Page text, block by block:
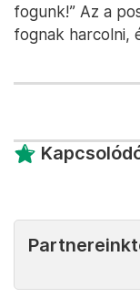
fogunk!” Az a
fognak harcolni,